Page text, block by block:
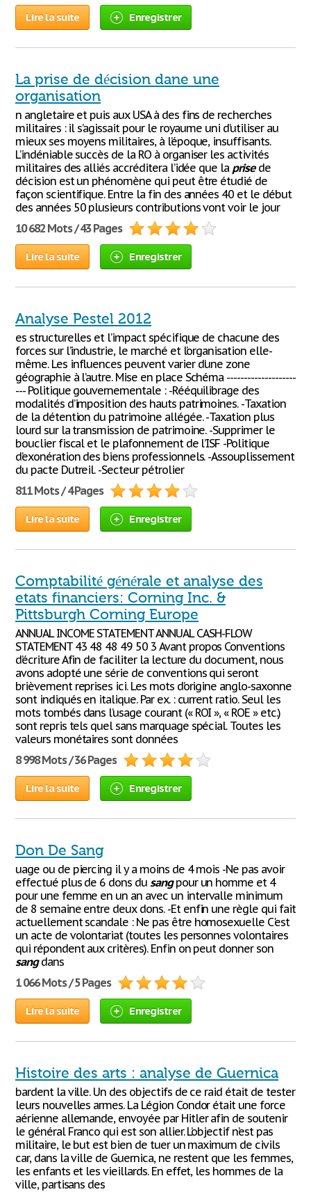
Lire la suite Enregistrer
La prise de décision dane une
organisation
n angletaire et puis aux USA à des fins de recherches
militaires : il s’agissait pour le royaume uni d’utiliser au
mieux ses moyens militaires, à l’époque, insuffisants.
L’indéniable succès de la RO à organiser les activités
militaires des alliés accréditera l’idée que la prisede
décision est un phénomène qui peut être étudié de
façon scientifique. Entre la fin des années 40 et le début
des années 50 plusieurs contributions vont voir le jour
10 682 Mots / 43 Pages
Lire la suite Enregistrer
Analyse Pestel 2012
es structurelles et l’impact spécifique de chacune des
forces sur l’industrie, le marché et l’organisation elle-
même. Les influences peuvent varier d’une zone
géographie à l’autre. Mise en place Schéma --------------------
--- Politique gouvernementale : -Rééquilibrage des
modalités d’imposition des hauts patrimoines. -Taxation
de la détention du patrimoine allégée. -Taxation plus
lourd sur la transmission de patrimoine. -Supprimer le
bouclier fiscal et le plafonnement de l’ISF -Politique
d’exonération des biens professionnels. -Assouplissement
du pacte Dutreil. -Secteur pétrolier
811 Mots / 4 Pages
Lire la suite Enregistrer
Comptabilité générale et analyse des
etats financiers: Corning Inc. &
Pittsburgh Corning Europe
ANNUAL INCOME STATEMENT ANNUAL CASH-FLOW
STATEMENT 43 48 48 49 50 3 Avant propos Conventions
d’écriture Afin de faciliter la lecture du document, nous
avons adopté une série de conventions qui seront
brièvement reprises ici. Les mots d’origine anglo-saxonne
sont indiqués en italique. Par ex. : current ratio. Seul les
mots tombés dans l’usage courant (« ROI », « ROE » etc.)
sont repris tels quel sans marquage spécial. Toutes les
valeurs monétaires sont données
8 998 Mots / 36 Pages
Lire la suite Enregistrer
Don De Sang
uage ou de piercing il y a moins de 4 mois -Ne pas avoir
effectué plus de 6 dons du sangpour un homme et 4
pour une femme en un an avec un intervalle minimum
de 8 semaine entre deux dons. -Et enfin une règle qui fait
actuellement scandale : Ne pas être homosexuelle C'est
un acte de volontariat (toutes les personnes volontaires
qui répondent aux critères). Enfin on peut donner son
sangdans
1 066 Mots / 5 Pages
Lire la suite Enregistrer
Histoire des arts : analyse de Guernica
bardent la ville. Un des objectifs de ce raid était de tester
leurs nouvelles armes. La Légion Condor était une force
aérienne allemande, envoyée par Hitler afin de soutenir
le général Franco qui est son allier. L’objectif n’est pas
militaire, le but est bien de tuer un maximum de civils
car, dans la ville de Guernica, ne restent que les femmes,
les enfants et les vieillards. En effet, les hommes de la
ville, partisans des